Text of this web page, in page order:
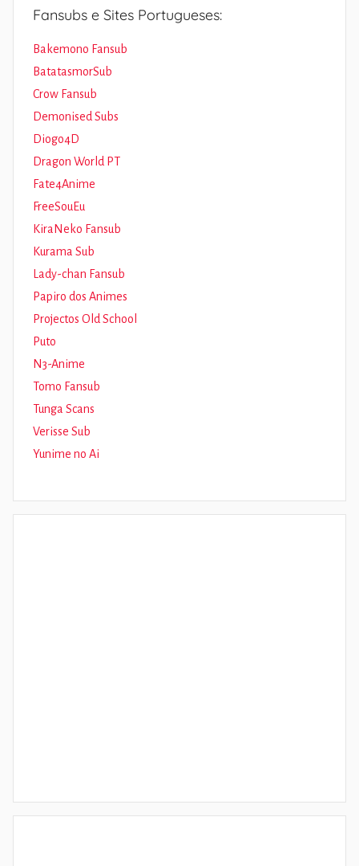
Fansubs e Sites Portugueses:
Bakemono Fansub
BatatasmorSub
Crow Fansub
Demonised Subs
Diogo4D
Dragon World PT
Fate4Anime
FreeSouEu
KiraNeko Fansub
Kurama Sub
Lady-chan Fansub
Papiro dos Animes
Projectos Old School
Puto
N3-Anime
Tomo Fansub
Tunga Scans
Verisse Sub
Yunime no Ai